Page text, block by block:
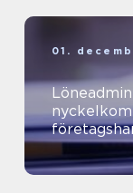
01.